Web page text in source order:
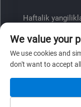
Haftalik
We value your
We use cookies and
don't want to accept